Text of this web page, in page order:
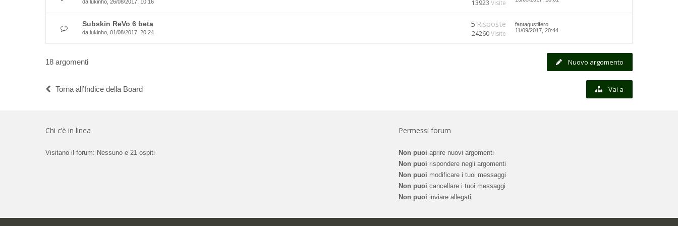
da lukinho , 26/08/2017, 10:16 13923 Visite
Subskin ReVo 6 beta
da lukinho , 01/08/2017, 20:24
5 Risposte
24260Visite
fantagustifero
11/09/2017, 20:44
Nuovo argomento
18 argomenti
Torna all’Indice della Board Vai a
Permessi forum
Non puoi aprire nuovi argomenti
Non puoi rispondere negli argomenti
Non puoi modificare i tuoi messaggi
Non puoi cancellare i tuoi messaggi
Non puoi inviare allegati
Chi c’è in linea
Visitano il forum: Nessuno e 21 ospiti